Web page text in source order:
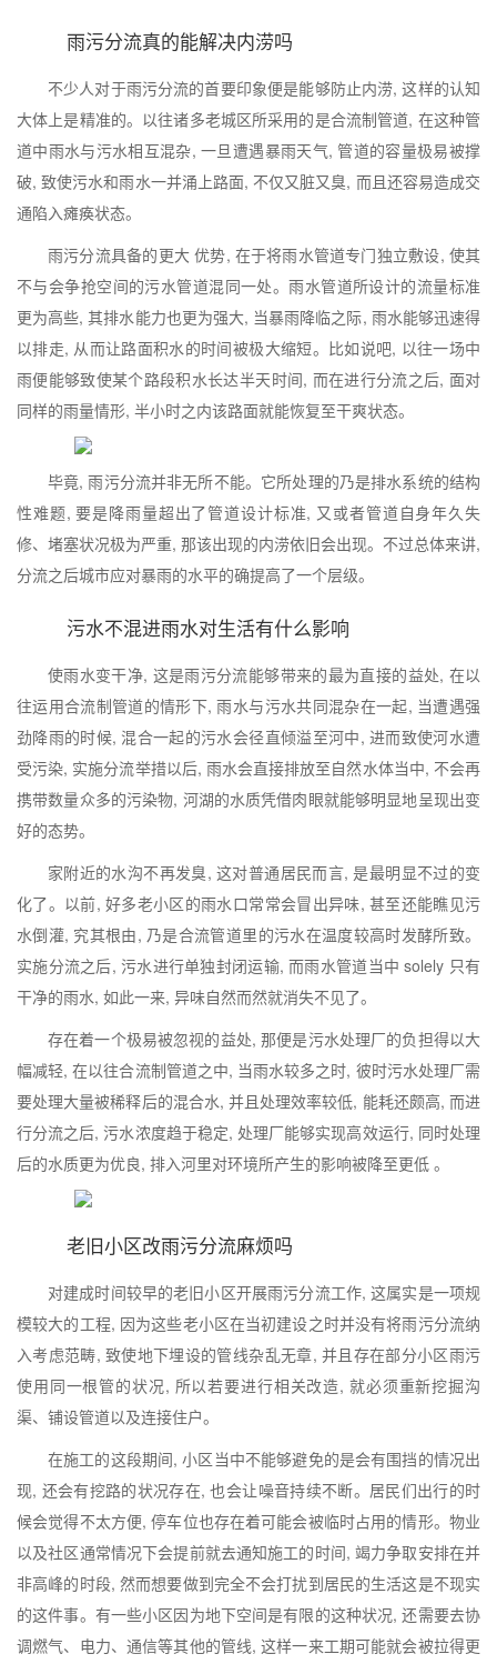
雨污分流真的能解决内涝吗
不少人对于雨污分流的首要印象便是能够防止内涝, 这样的认知
大体上是精准的。以往诸多老城区所采用的是合流制管道, 在这种管
道中雨水与污水相互混杂, 一旦遭遇暴雨天气, 管道的容量极易被撑
破, 致使污水和雨水一并涌上路面, 不仅又脏又臭, 而且还容易造成交
通陷入瘫痪状态。
雨污分流具备的更大 优势, 在于将雨水管道专门独立敷设, 使其
不与会争抢空间的污水管道混同一处。雨水管道所设计的流量标准
更为高些, 其排水能力也更为强大, 当暴雨降临之际, 雨水能够迅速得
以排走, 从而让路面积水的时间被极大缩短。比如说吧, 以往一场中
雨便能够致使某个路段积水长达半天时间, 而在进行分流之后, 面对
同样的雨量情形, 半小时之内该路面就能恢复至干爽状态。
毕竟, 雨污分流并非无所不能。它所处理的乃是排水系统的结构
性难题, 要是降雨量超出了管道设计标准, 又或者管道自身年久失
修、堵塞状况极为严重, 那该出现的内涝依旧会出现。不过总体来讲,
分流之后城市应对暴雨的水平的确提高了一个层级。
污水不混进雨水对生活有什么影响
使雨水变干净, 这是雨污分流能够带来的最为直接的益处, 在以
往运用合流制管道的情形下, 雨水与污水共同混杂在一起, 当遭遇强
劲降雨的时候, 混合一起的污水会径直倾溢至河中, 进而致使河水遭
受污染, 实施分流举措以后, 雨水会直接排放至自然水体当中, 不会再
携带数量众多的污染物, 河湖的水质凭借肉眼就能够明显地呈现出变
好的态势。
家附近的水沟不再发臭, 这对普通居民而言, 是最明显不过的变
化了。以前, 好多老小区的雨水口常常会冒出异味, 甚至还能瞧见污
水倒灌, 究其根由, 乃是合流管道里的污水在温度较高时发酵所致。
实施分流之后, 污水进行单独封闭运输, 而雨水管道当中 solely 只有
干净的雨水, 如此一来, 异味自然而然就消失不见了。
存在着一个极易被忽视的益处, 那便是污水处理厂的负担得以大
幅减轻, 在以往合流制管道之中, 当雨水较多之时, 彼时污水处理厂需
要处理大量被稀释后的混合水, 并且处理效率较低, 能耗还颇高, 而进
行分流之后, 污水浓度趋于稳定, 处理厂能够实现高效运行, 同时处理
后的水质更为优良, 排入河里对环境所产生的影响被降至更低 。
老旧小区改雨污分流麻烦吗
对建成时间较早的老旧小区开展雨污分流工作, 这属实是一项规
模较大的工程, 因为这些老小区在当初建设之时并没有将雨污分流纳
入考虑范畴, 致使地下埋设的管线杂乱无章, 并且存在部分小区雨污
使用同一根管的状况, 所以若要进行相关改造, 就必须重新挖掘沟
渠、铺设管道以及连接住户。
在施工的这段期间, 小区当中不能够避免的是会有围挡的情况出
现, 还会有挖路的状况存在, 也会让噪音持续不断。居民们出行的时
候会觉得不太方便, 停车位也存在着可能会被临时占用的情形。物业
以及社区通常情况下会提前就去通知施工的时间, 竭力争取安排在并
非高峰的时段, 然而想要做到完全不会打扰到居民的生活这是不现实
的这件事。有一些小区因为地下空间是有限的这种状况, 还需要去协
调燃气、电力、通信等其他的管线, 这样一来工期可能就会被拉得更